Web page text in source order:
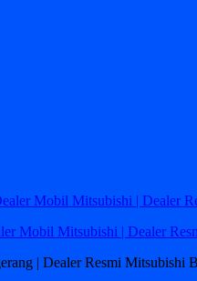
Mobil Mitsubishi | Dealer
| Dealer Resmi Mitsubishi